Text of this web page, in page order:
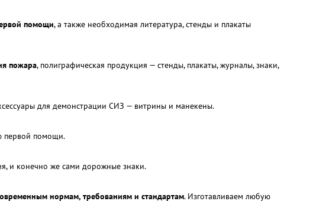
помощи, а также необходимая литература, стенды и плакаты
пожара, полиграфическая продукция — стенды, плакаты, журналы, знаки,
для демонстрации СИЗ — витрины и манекены.
первой помощи.
и конечно же сами дорожные знаки.
нормам, требованиям и стандартам. Изготавливаем любую